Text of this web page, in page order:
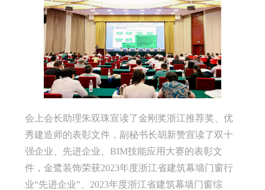
会上会长助理朱双珠宣读了金刚奖浙江推荐奖、优
秀建造师的表彰文件，副秘书长胡新赞宣读了双十
强企业、先进企业、BIM技能应用大赛的表彰文
件，金鹭装饰荣获2023年度浙江省建筑幕墙门窗行
业“先进企业”、2023年度浙江省建筑幕墙门窗综